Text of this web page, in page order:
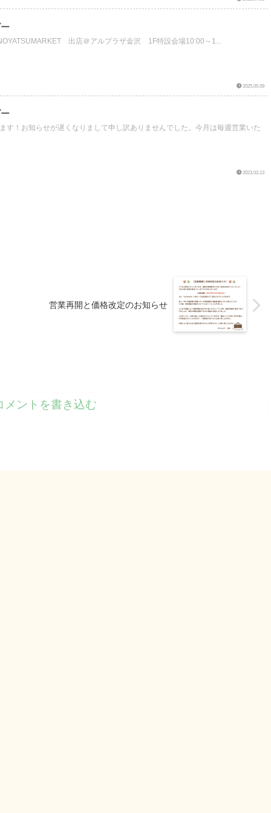
出店＠アルプラザ金沢 1F特設会場10:00～1...
2025.05.09
す！お知らせが遅くなりまして申し訳ありませんでした。今月は毎週営業いた
2023.03.13
営業再開と価格改定のお知らせ
メントを書き込む